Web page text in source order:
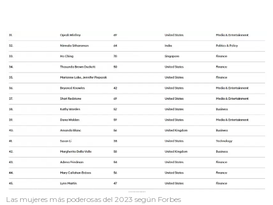
Las mujeres más poderosas del 2023 según Forbes